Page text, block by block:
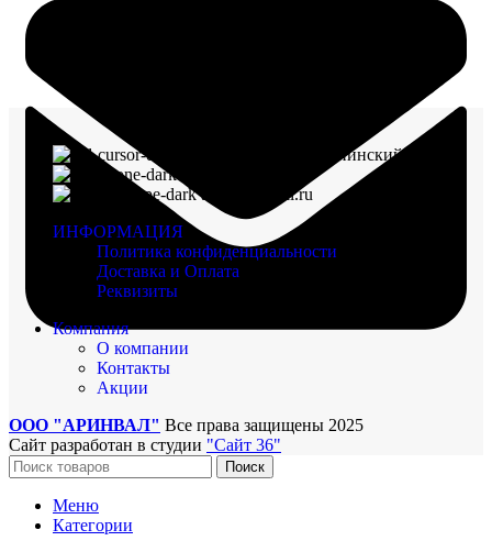
г. Воронеж, пр-кт Ленинский, д. 221
arinval@mail.ru
ИНФОРМАЦИЯ
Политика конфиденциальности
Доставка и Оплата
Реквизиты
Компания
О компании
Контакты
Акции
ООО "АРИНВАЛ" Все права защищены 2025
Сайт разработан в студии "Сайт 36"
Поиск
Меню
Категории